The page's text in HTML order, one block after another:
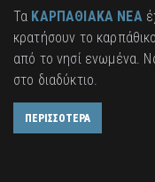
Τα ΚΑΡΠΑΘΙΑΚΑ ΝΕΑ
κρατήσουν το
από το νησί ενωμένα.
στο διαδύκτιο.
ΠΕΡΙΣΣΟΤΕΡΑ